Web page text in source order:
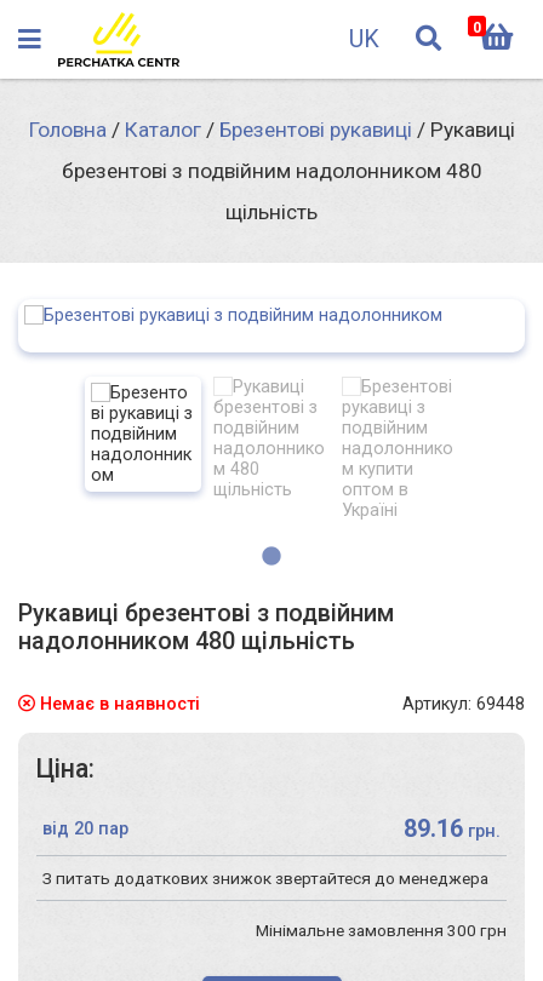
UK 0
Головна/ Каталог/ Брезентові рукавиці / Рукавиці
брезентові з подвійним надолонником 480
щільність
Рукавиці брезентові з подвійним
надолонником 480 щільність
Немає в наявності Артикул: 69448
Ціна:
від 20 пар 89.16 грн.
З питать додаткових знижок звертайтеся до менеджера
Мінімальне замовлення 300 грн